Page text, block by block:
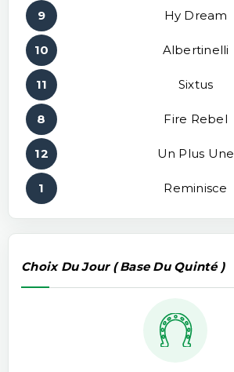
9 Hy Dream
10 Albertinelli
11 Sixtus
8 Fire Rebel
12 Un Plus Une
1 Reminisce
Choix Du Jour ( Base Du Quinté )